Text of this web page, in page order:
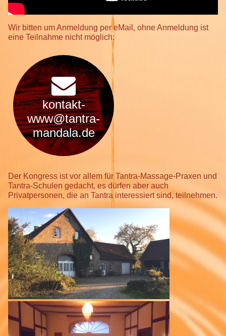
Wir bitten um Anmeldung per eMail, ohne Anmeldung ist
eine Teilnahme nicht möglich:
kontakt-
www@tantra-
mandala.de
Der Kongress ist vor allem für Tantra-Massage-Praxen und
Tantra-Schulen gedacht, es dürfen aber auch
Privatpersonen, die an Tantra interessiert sind, teilnehmen.